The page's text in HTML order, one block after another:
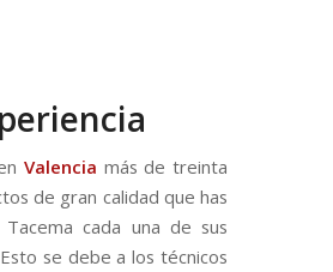
Valencia más de treinta
de gran calidad que has
cada una de sus
se debe a los técnicos